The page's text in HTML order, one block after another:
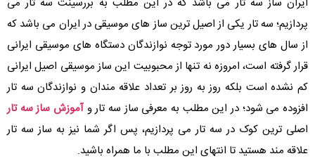
پردازیم؛ سه تار یکی از اصیل ترین ساز های موسیقی در ایران می باشد که
از سال های بسیار دور مورد توجه نوازندگان دستگاه های موسیقی ایرانی
قرار گرفته است، امروزه نه تنها از محبوبیت این ساز موسیقی اصیل ایرانی
کم نشده است بلکه روز به روز بر تعداد علاقه مندان و نوازندگان سه تار
افزوده می شود؛ در این مطلب به معرفی ساز سه تار و آموزش ساز سه تار
اصلی ترین کوک در سه تار می پردازیم، پس اگر شما نیز به ساز سه تار
علاقه مند هستید تا انتهای این مطلب با ما همراه باشید.